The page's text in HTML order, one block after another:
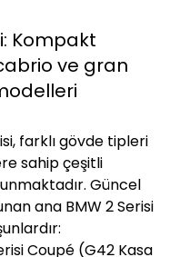
Kompakt
ve gran
farklı gövde tipleri
sahip çeşitli
Güncel
ana BMW 2 Serisi
Coupé (G42 Kasa